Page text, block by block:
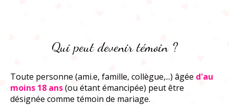
Qui peut devenir témoin ?
Toute personne (ami.e, famille, collègue,...) âgée d'au
moins 18 ans(ou étant émancipée) peut être
désignée comme témoin de mariage.